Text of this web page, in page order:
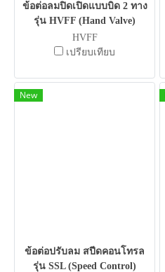
ข้อต่อลมปิดเปิดแบบบิด 2 ทาง
รุ่น HVFF (Hand Valve)
HVFF
เปรียบเทียบ
New
ข้อต่อปรับลม สปีดคอนโทรล
รุ่น SSL (Speed Control)